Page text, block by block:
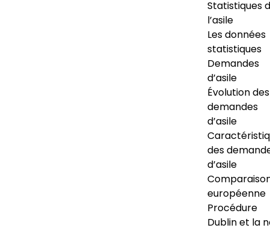
Statistiques
l’asile
Les données
statistiques
Demandes
d’asile
Évolution des
demandes
d’asile
des
d’asile
européenne
Procédure
Dublin et la